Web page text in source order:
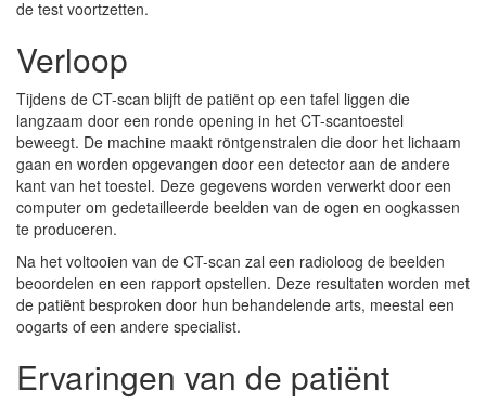
de test voortzetten.
Verloop
Tijdens de CT-scan blijft de patiënt op een tafel liggen die
langzaam door een ronde opening in het CT-scantoestel
beweegt. De machine maakt röntgenstralen die door het lichaam
gaan en worden opgevangen door een detector aan de andere
kant van het toestel. Deze gegevens worden verwerkt door een
computer om gedetailleerde beelden van de ogen en oogkassen
te produceren.
Na het voltooien van de CT-scan zal een radioloog de beelden
beoordelen en een rapport opstellen. Deze resultaten worden met
de patiënt besproken door hun behandelende arts, meestal een
oogarts of een andere specialist.
Ervaringen van de patiënt